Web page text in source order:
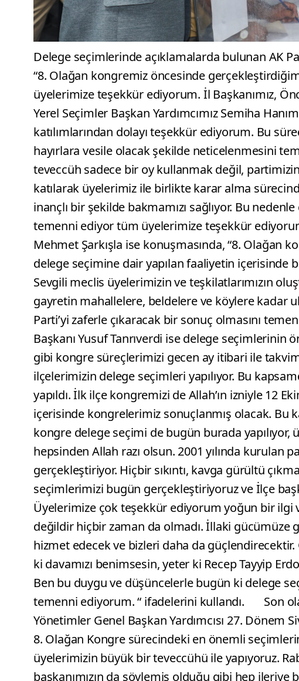
Delege seçimlerinde açıklamalarda bulunan AK
“8. Olağan kongremiz öncesinde
üyelerimize teşekkür ediyorum. İl Başkanımız,
Yerel Seçimler Başkan Yardımcımız Semiha
katılımlarından dolayı teşekkür ediyorum. Bu
hayırlara vesile olacak şekilde neticelenmesini
teveccüh sadece bir oy kullanmak değil,
katılarak üyelerimiz ile birlikte karar alma
inançlı bir şekilde bakmamızı sağlıyor. Bu
temenni ediyor tüm üyelerimize teşekkür
Mehmet Şarkışla ise konuşmasında, “8. Olağan
delege seçimine dair yapılan faaliyetin içerisinde
Sevgili meclis üyelerimizin ve teşkilatlarımızın
gayretin mahallelere, beldelere ve köylere kadar
Parti’yi zaferle çıkaracak bir sonuç olmasını
Başkanı Yusuf Tanrıverdi ise delege
gibi kongre süreçlerimizi gecen ay itibari ile
ilçelerimizin delege seçimleri yapılıyor. Bu
yapıldı. İlk ilçe kongremizi de Allah’ın izniyle 12
içerisinde kongrelerimiz sonuçlanmış olacak. Bu
kongre delege seçimi de bugün burada
hepsinden Allah razı olsun. 2001 yılında kurulan
gerçekleştiriyor. Hiçbir sıkıntı, kavga gürültü
seçimlerimizi bugün gerçekleştiriyoruz ve İlçe
Üyelerimize çok teşekkür ediyorum yoğun bir ilgi
değildir hiçbir zaman da olmadı. İllaki gücümüze
hizmet edecek ve bizleri daha da güçlendirecektir.
ki davamızı benimsesin, yeter ki Recep Tayyip
Ben bu duygu ve düşüncelerle bugün ki delege
temenni ediyorum. “ ifadelerini kullandı. Son
Yönetimler Genel Başkan Yardımcısı 27. Dönem
8. Olağan Kongre sürecindeki en önemli
üyelerimizin büyük bir teveccühü ile yapıyoruz.
başkanımızın da söylemiş olduğu gibi hep